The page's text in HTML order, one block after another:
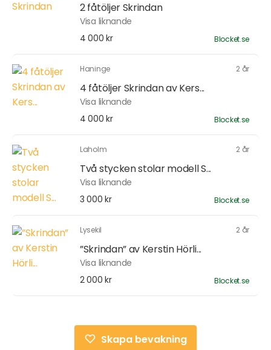
2 fåtöljer Skrindan
Visa liknande
4 000 kr
Blocket.se
Haninge 2 år
4 fåtöljer Skrindan av Kers...
Visa liknande
4 000 kr
Blocket.se
Laholm 2 år
Två stycken stolar modell S...
Visa liknande
3 000 kr
Blocket.se
Lysekil 2 år
”Skrindan” av Kerstin Hörli...
Visa liknande
2 000 kr
Blocket.se
Skapa bevakning